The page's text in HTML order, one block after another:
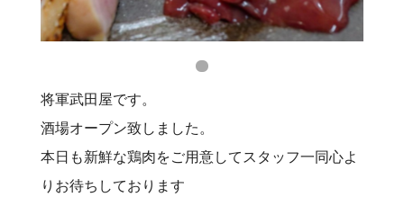
将軍武田屋です。
酒場オープン致しました。
本日も新鮮な鶏肉をご用意してスタッフ一同心よ
りお待ちしております